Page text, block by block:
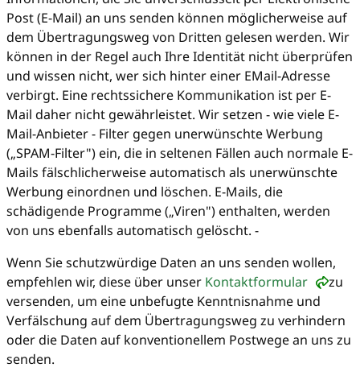
Post (E-Mail) an uns senden können möglicherweise auf
dem Übertragungsweg von Dritten gelesen werden. Wir
können in der Regel auch Ihre Identität nicht überprüfen
und wissen nicht, wer sich hinter einer EMail-Adresse
verbirgt. Eine rechtssichere Kommunikation ist per E-
Mail daher nicht gewährleistet. Wir setzen - wie viele E-
Mail-Anbieter - Filter gegen unerwünschte Werbung
(„SPAM-Filter") ein, die in seltenen Fällen auch normale E-
Mails fälschlicherweise automatisch als unerwünschte
Werbung einordnen und löschen. E-Mails, die
schädigende Programme („Viren") enthalten, werden
von uns ebenfalls automatisch gelöscht. -
Wenn Sie schutzwürdige Daten an uns senden wollen,
empfehlen wir, diese über unser Kontaktformular
zu
versenden, um eine unbefugte Kenntnisnahme und
Verfälschung auf dem Übertragungsweg zu verhindern
oder die Daten auf konventionellem Postwege an uns zu
senden.